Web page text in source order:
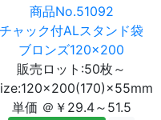
商品No.51092
チャック付ALスタンド袋
ブロンズ120×200
販売ロット:50枚～
単価 ＠￥29.4～51.5